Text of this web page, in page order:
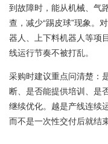
到故障时，能从机械、气
查，减少“踢皮球”现象。
器人、上下料机器人等项
线运行节奏不被打乱。
采购时建议重点问清楚：
断、是否能提供培训、是
继续优化。越是产线连续
而不是一次性交付后就结束